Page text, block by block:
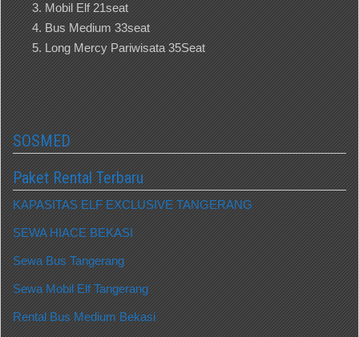
Mobil Elf 21seat
Bus Medium 33seat
Long Mercy Pariwisata 35Seat
SOSMED
Paket Rental Terbaru
KAPASITAS ELF EXCLUSIVE TANGERANG
SEWA HIACE BEKASI
Sewa Bus Tangerang
Sewa Mobil Elf Tangerang
Rental Bus Medium Bekasi